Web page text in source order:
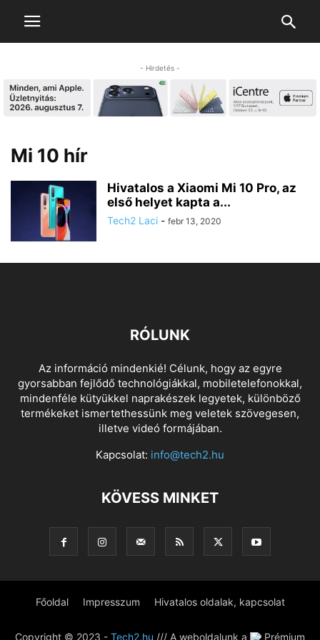
- Hirdetés -
Mi 10 hír
Hivatalos a Xiaomi Mi 10 Pro, az
első helyet kapta a...
Tech2 Laci - febr 13, 2020
RÓLUNK
Az információ mindenkié! Célunk, hogy az egyre
gyorsabban fejlődő technológiákkal, mobiletelefonokkal,
mindenféle kütyükkel naprakészek legyetek, különböző
termékeket ismertethessünk meg veletek szövegesen,
illetve videó formájában.
Kapcsolat: info@tech2.hu
KÖVESS MINKET
Főoldal Impresszum Hivatalos oldalak, kapcsolat
Copyright © 2023 - Tech2.hu /// A weboldalunk a Prémium